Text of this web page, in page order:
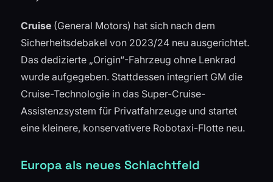
Cruise (General Motors) hat sich nach dem
Sicherheitsdebakel von 2023/24 neu ausgerichtet.
Das dedizierte „Origin“-Fahrzeug ohne Lenkrad
wurde aufgegeben. Stattdessen integriert GM die
Cruise-Technologie in das Super-Cruise-
Assistenzsystem für Privatfahrzeuge und startet
eine kleinere, konservativere Robotaxi-Flotte neu.
Europa als neues Schlachtfeld